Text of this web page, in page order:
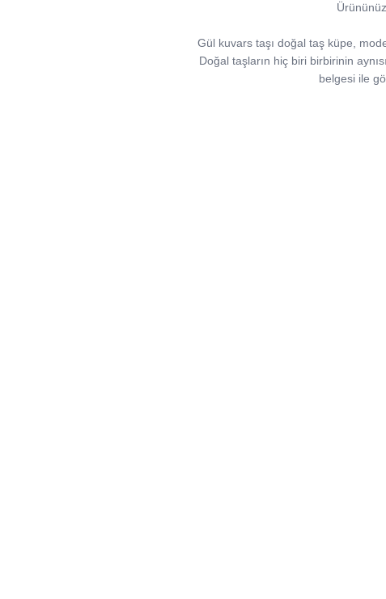
Ürününüz
Gül kuvars taşı doğal taş küpe,
Doğal taşların hiç biri birbirinin
belgesi ile